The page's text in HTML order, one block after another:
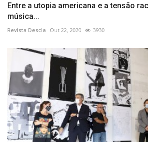
Entre a utopia americana e a tensão
música...
Revista Descla Out 22, 2020 3930